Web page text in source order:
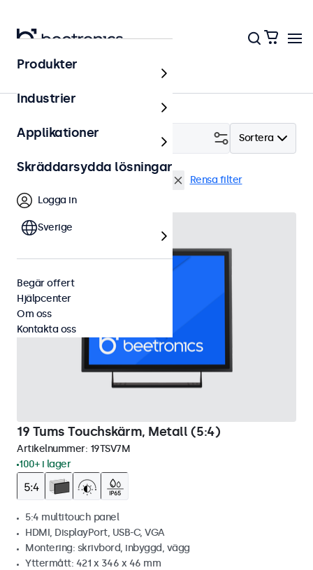
Touchskärmar
Sortera
Filtrera (3)
Rensa filter
19 Tums Touchskärm, Metall (5:4)
Artikelnummer: 19TSV7M
100+ i lager
5:4 multitouch panel
HDMI, DisplayPort, USB-C, VGA
Montering: skrivbord, inbyggd, vägg
Yttermått: 421 x 346 x 46 mm
Produkter
Industrier
Applikationer
Skräddarsydda lösningar
Logga in
Sverige
Begär offert
Hjälpcenter
Om oss
Kontakta oss